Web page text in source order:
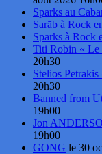
Sparks au
Sarāb à Rock
Sparks à Rock
Titi Robin « Le
20h30
Stelios
20h30
Banned from
19h00
Jon
19h00
GONG le 30